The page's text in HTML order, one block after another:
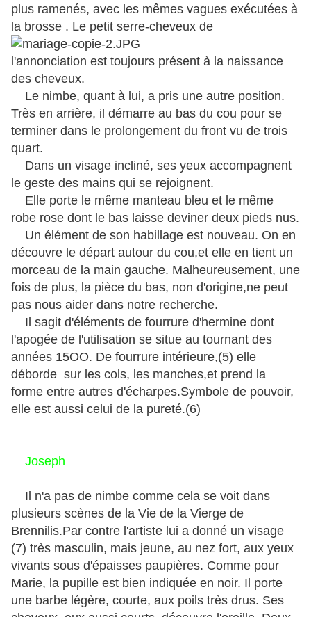
plus ramenés, avec les mêmes vagues exécutées à
la brosse . Le petit serre-cheveux de
l'annonciation est toujours présent à la naissance
des cheveux.
Le nimbe, quant à lui, a pris une autre position.
Très en arrière, il démarre au bas du cou pour se
terminer dans le prolongement du front vu de trois
quart.
Dans un visage incliné, ses yeux accompagnent
le geste des mains qui se rejoignent.
Elle porte le même manteau bleu et le même
robe rose dont le bas laisse deviner deux pieds nus.
Un élément de son habillage est nouveau. On en
découvre le départ autour du cou,et elle en tient un
morceau de la main gauche. Malheureusement, une
fois de plus, la pièce du bas, non d'origine,ne peut
pas nous aider dans notre recherche.
Il sagit d'éléments de fourrure d'hermine dont
l'apogée de l'utilisation se situe au tournant des
années 15OO. De fourrure intérieure,(5) elle
déborde sur les cols, les manches,et prend la
forme entre autres d'écharpes.Symbole de pouvoir,
elle est aussi celui de la pureté.(6)
Joseph
Il n'a pas de nimbe comme cela se voit dans
plusieurs scènes de la Vie de la Vierge de
Brennilis.Par contre l'artiste lui a donné un visage
(7) très masculin, mais jeune, au nez fort, aux yeux
vivants sous d'épaisses paupières. Comme pour
Marie, la pupille est bien indiquée en noir. Il porte
une barbe légère, courte, aux poils très drus. Ses